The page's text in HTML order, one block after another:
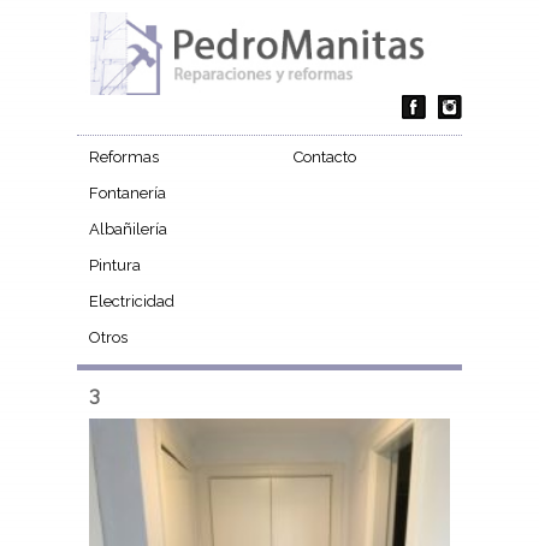
Reformas
Fontanería
Albañilería
Pintura
Electricidad
Otros
Contacto
3